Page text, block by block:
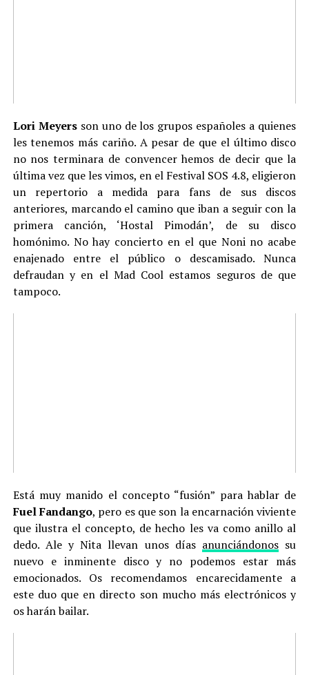
Lori Meyersson uno de los grupos españoles a quienes
les tenemos más cariño. A pesar de que el último disco
no nos terminara de convencer hemos de decir que la
última vez que les vimos, en el Festival SOS 4.8, eligieron
un repertorio a medida para fans de sus discos
anteriores, marcando el camino que iban a seguir con la
primera canción, ‘Hostal Pimodán’, de su disco
homónimo. No hay concierto en el que Noni no acabe
enajenado entre el público o descamisado. Nunca
defraudan y en el Mad Cool estamos seguros de que
tampoco.
Está muy manido el concepto “fusión” para hablar de
Fuel Fandango, pero es que son la encarnación viviente
que ilustra el concepto, de hecho les va como anillo al
dedo. Ale y Nita llevan unos días anunciándonos su
nuevo e inminente disco y no podemos estar más
emocionados. Os recomendamos encarecidamente a
este duo que en directo son mucho más electrónicos y
os harán bailar.